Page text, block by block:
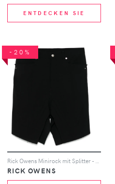
ENTDECKEN SIE
-20%
RICK OWENS